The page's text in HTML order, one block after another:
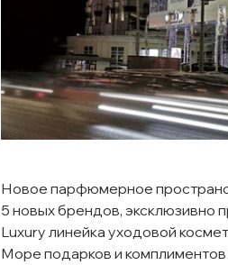
Новое парфюмерное
5 новых брендов, эксклюзивно
Luxury линейка уходовой
Море подарков и комплиментов